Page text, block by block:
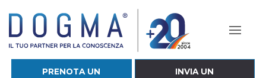
PRENOTA UN
INVIA UN